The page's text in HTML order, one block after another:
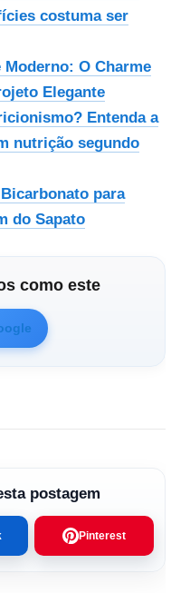
costuma ser
O Charme
Elegante
Entenda a
nutrição segundo
para
do Sapato
como este
postagem
Pinterest